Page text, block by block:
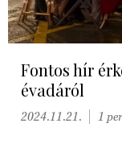
Fontos hír
évadáról
2024.11.21. 1